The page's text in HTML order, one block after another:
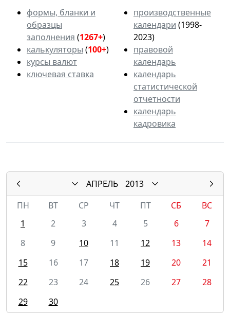
формы, бланки и
образцы
заполнения (1267+)
калькуляторы (100+)
курсы валют
ключевая ставка
производственные
календари (1998-
2023)
правовой
календарь
календарь
статистической
отчетности
календарь
кадровика
АПРЕЛЬ
2013
ПН
ВТ СР ЧТ ПТ СБ
ВС
1
2 3 4 5 6
7
8
9 10 11 12 13
14
15
16 17 18 19 20
21
22
23 24 25 26 27
28
29
30